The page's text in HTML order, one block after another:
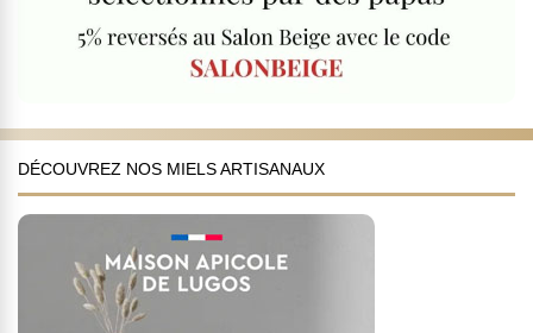
DÉCOUVREZ NOS MIELS ARTISANAUX